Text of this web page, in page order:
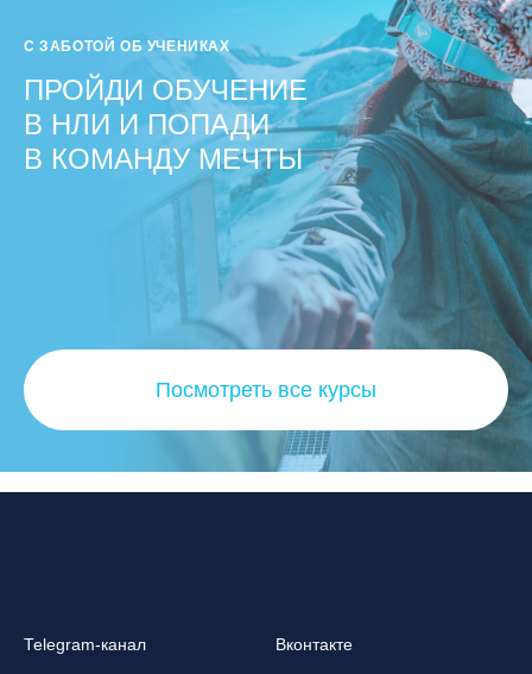
С ЗАБОТОЙ ОБ УЧЕНИКАХ
ПРОЙДИ ОБУЧЕНИЕ
В НЛИ И ПОПАДИ
В КОМАНДУ МЕЧТЫ
Посмотреть все курсы
Telegram-канал Вконтакте